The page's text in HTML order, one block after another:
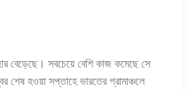
বেড়েছে। সবচেয়ে বেশি কাজ কমেছে সে
শেষ হওয়া সপ্তাহে ভারতের গ্রামাঞ্চলে